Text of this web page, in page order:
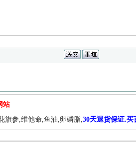
站
旗参,维他命,鱼油,卵磷脂,30天退货保证.买